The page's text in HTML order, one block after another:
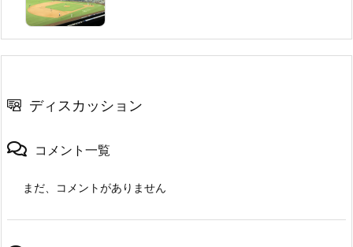
ディスカッション
コメント一覧
まだ、コメントがありません